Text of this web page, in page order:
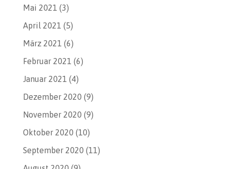
Mai 2021 (3)
April 2021 (5)
März 2021 (6)
Februar 2021 (6)
Januar 2021 (4)
Dezember 2020 (9)
November 2020 (9)
Oktober 2020 (10)
September 2020 (11)